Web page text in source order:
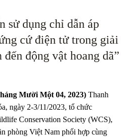
sử dụng chỉ dẫn áp
cứ điện tử trong giải
động vật hoang dã”
Mười Một 04, 2023) Thanh
ngày 2-3/11/2023, tổ chức
Conservation Society (WCS),
phòng Việt Nam phối hợp cùng